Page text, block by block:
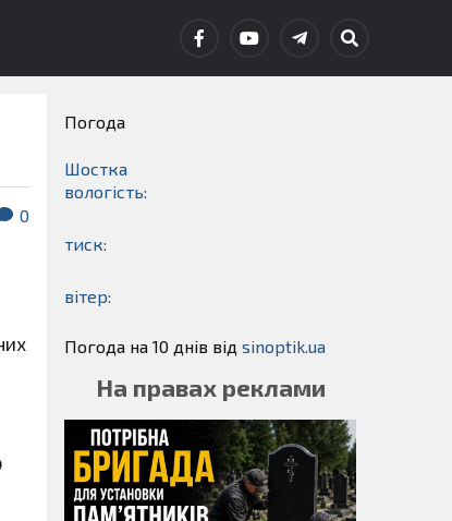
0
Погода
Шостка
вологість:
тиск:
вітер:
Погода на 10 днів від sinoptik.ua
На правах реклами